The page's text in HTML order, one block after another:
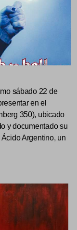
sábado 22 de
en el
350), ubicado
y documentado su
Argentino, un